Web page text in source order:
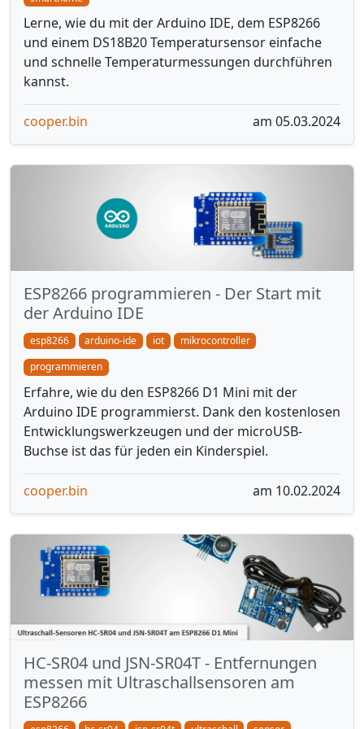
Lerne, wie du mit der Arduino IDE, dem ESP8266
und einem DS18B20 Temperatursensor einfache
und schnelle Temperaturmessungen durchführen
kannst.
cooper.bin am 05.03.2024
ESP8266 programmieren - Der Start mit
der Arduino IDE
esp8266 arduino-ide iot
mikrocontroller
programmieren
Erfahre, wie du den ESP8266 D1 Mini mit der
Arduino IDE programmierst. Dank den kostenlosen
Entwicklungswerkzeugen und der microUSB-
Buchse ist das für jeden ein Kinderspiel.
cooper.bin am 10.02.2024
HC-SR04 und JSN-SR04T - Entfernungen
messen mit Ultraschallsensoren am
ESP8266